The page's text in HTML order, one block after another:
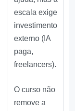
escala exige
investimento
externo (IA
paga,
freelancers).
O curso não
remove a